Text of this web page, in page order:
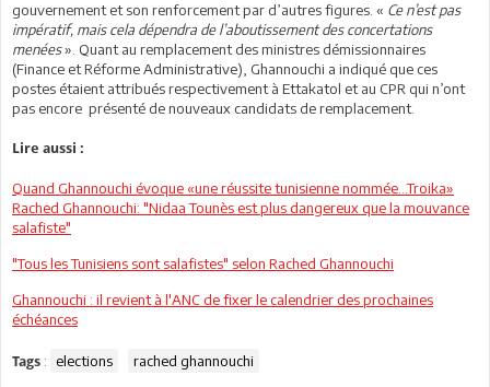
gouvernement et son renforcement par d’autres figures. « Ce n’est pas
impératif, mais cela dépendra de l’aboutissement des concertations
menées». Quant au remplacement des ministres démissionnaires
(Finance et Réforme Administrative), Ghannouchi a indiqué que ces
postes étaient attribués respectivement à Ettakatol et au CPR qui n’ont
pas encore présenté de nouveaux candidats de remplacement.
Lire aussi :
Quand Ghannouchi évoque «une réussite tunisienne nommée...Troika»
Rached Ghannouchi: "Nidaa Tounès est plus dangereux que la mouvance
salafiste"
"Tous les Tunisiens sont salafistes" selon Rached Ghannouchi
Ghannouchi : il revient à l'ANC de fixer le calendrier des prochaines
échéances
Tags : elections rached ghannouchi